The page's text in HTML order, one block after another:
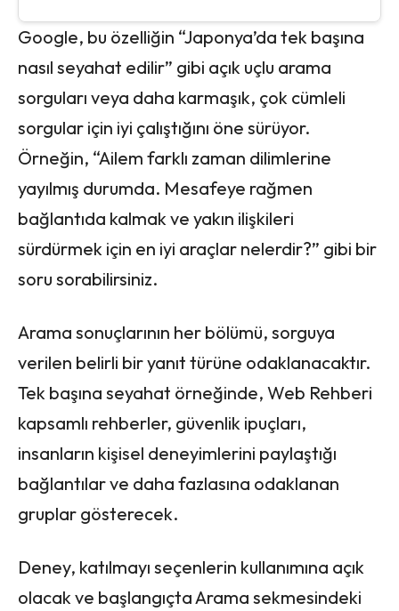
Google, bu özelliğin “Japonya’da tek başına
nasıl seyahat edilir” gibi açık uçlu arama
sorguları veya daha karmaşık, çok cümleli
sorgular için iyi çalıştığını öne sürüyor.
Örneğin, “Ailem farklı zaman dilimlerine
yayılmış durumda. Mesafeye rağmen
bağlantıda kalmak ve yakın ilişkileri
sürdürmek için en iyi araçlar nelerdir?” gibi bir
soru sorabilirsiniz.
Arama sonuçlarının her bölümü, sorguya
verilen belirli bir yanıt türüne odaklanacaktır.
Tek başına seyahat örneğinde, Web Rehberi
kapsamlı rehberler, güvenlik ipuçları,
insanların kişisel deneyimlerini paylaştığı
bağlantılar ve daha fazlasına odaklanan
gruplar gösterecek.
Deney, katılmayı seçenlerin kullanımına açık
olacak ve başlangıçta Arama sekmesindeki